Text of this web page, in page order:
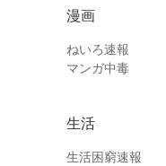
漫画
ねいろ速報
マンガ中毒
生活
生活困窮速報